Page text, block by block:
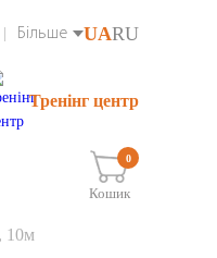
Більше UARU
Тренінг центр
Кошик
0
10м